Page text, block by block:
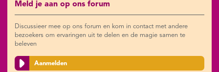
Meld je aan op ons forum
Discussieer mee op ons forum en kom in contact met andere
bezoekers om ervaringen uit te delen en de magie samen te
beleven
Aanmelden